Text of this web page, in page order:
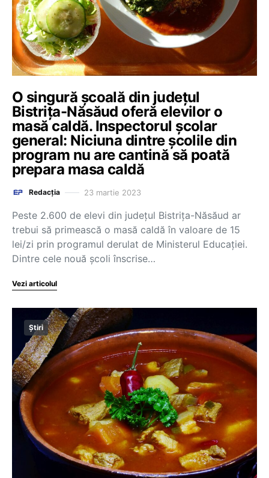
O singură școală din județul
Bistrița-Năsăud oferă elevilor o
masă caldă. Inspectorul școlar
general: Niciuna dintre școlile din
program nu are cantină să poată
prepara masa caldă
Redacția 23 martie 2023
Peste 2.600 de elevi din județul Bistrița-Năsăud ar
trebui să primească o masă caldă în valoare de 15
lei/zi prin programul derulat de Ministerul Educației.
Dintre cele nouă școli înscrise…
Vezi articolul
Știri